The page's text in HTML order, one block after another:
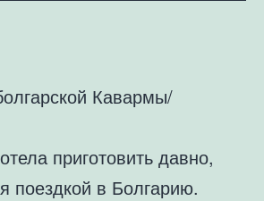
Кавармы/
приготовить давно,
поездкой в Болгарию.